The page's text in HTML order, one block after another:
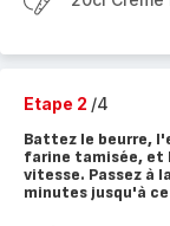
Etape 2 /4
Battez le beurre,
farine tamisée, et
vitesse. Passez à
minutes jusqu'à